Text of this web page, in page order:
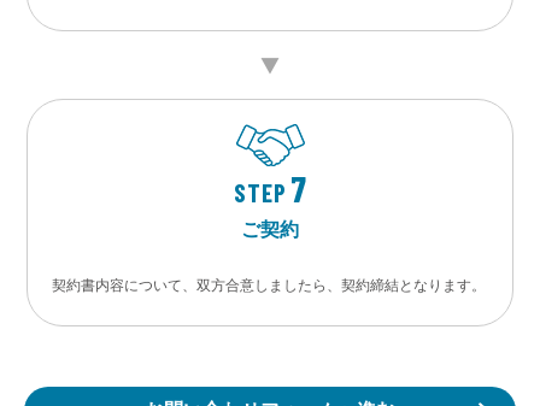
STEP 7
ご契約
契約書内容について、双方合意しましたら、契約締結となります。